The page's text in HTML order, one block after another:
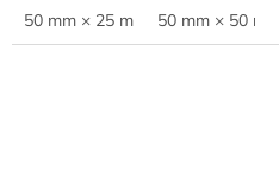
50 mm × 25 m 50 mm × 50 m